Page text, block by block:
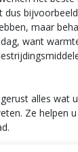
dus
maar
want
alles wat
Ze helpen